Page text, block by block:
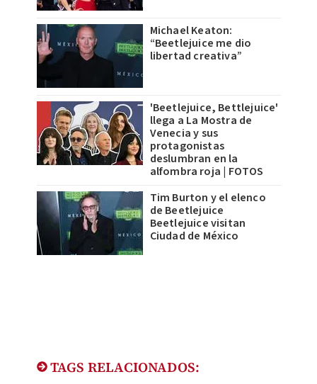
Michael Keaton:
“Beetlejuice me dio
libertad creativa”
'Beetlejuice, Bettlejuice'
llega a La Mostra de
Venecia y sus
protagonistas
deslumbran en la
alfombra roja | FOTOS
Tim Burton y el elenco
de Beetlejuice
Beetlejuice visitan
Ciudad de México
TAGS RELACIONADOS: